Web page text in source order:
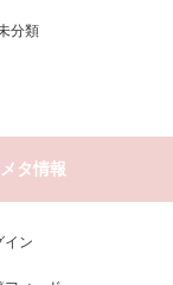
分類
メタ情報
イン